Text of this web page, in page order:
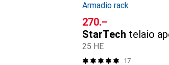
Armadio rack
CHF
270.–
StarTech telaio
25 HE
17